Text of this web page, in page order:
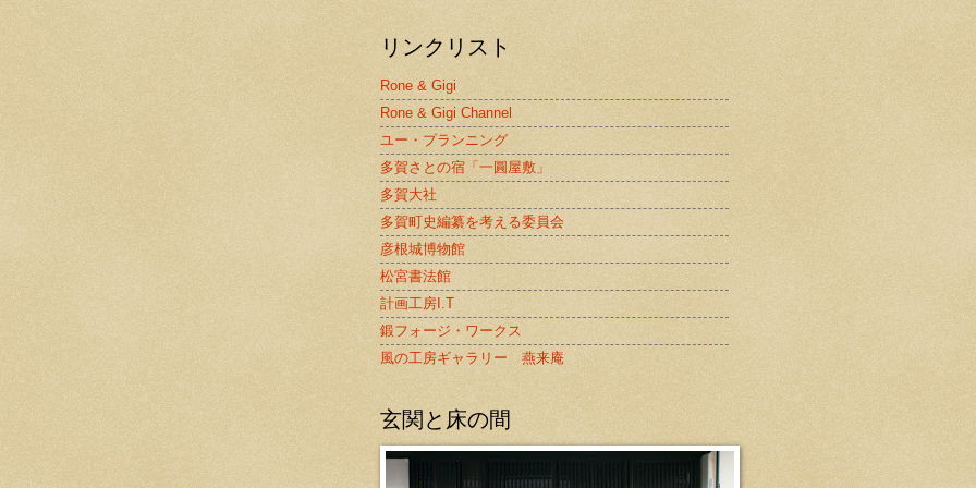
リンクリスト
Rone & Gigi
Rone & Gigi Channel
ユー・プランニング
多賀さとの宿「一圓屋敷」
多賀大社
多賀町史編纂を考える委員会
彦根城博物館
松宮書法館
計画工房I.T
鍛フォージ・ワークス
風の工房ギャラリー 燕来庵
玄関と床の間